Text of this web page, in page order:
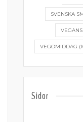
SVENSKA
VEGOMIDDAG
Sidor